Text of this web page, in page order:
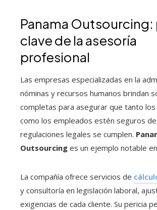
Panama Outsourcing:
clave de la asesoría
profesional
Las empresas especializadas en la
nóminas y recursos humanos brindan
completas para asegurar que tanto
como los empleados estén seguros
regulaciones legales se cumplen.
Outsourcing es un ejemplo notable
La compañía ofrece servicios de
y consultoría en legislación laboral,
exigencias de cada cliente. Su pericia